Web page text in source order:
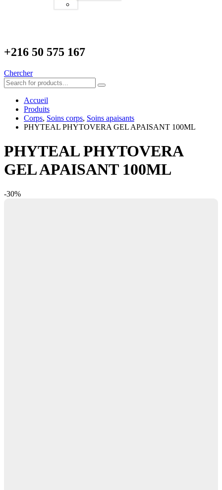
+216 50 575 167
Chercher
Accueil
Produits
Corps, Soins corps, Soins apaisants
PHYTEAL PHYTOVERA GEL APAISANT 100ML
PHYTEAL PHYTOVERA
GEL APAISANT 100ML
-30%